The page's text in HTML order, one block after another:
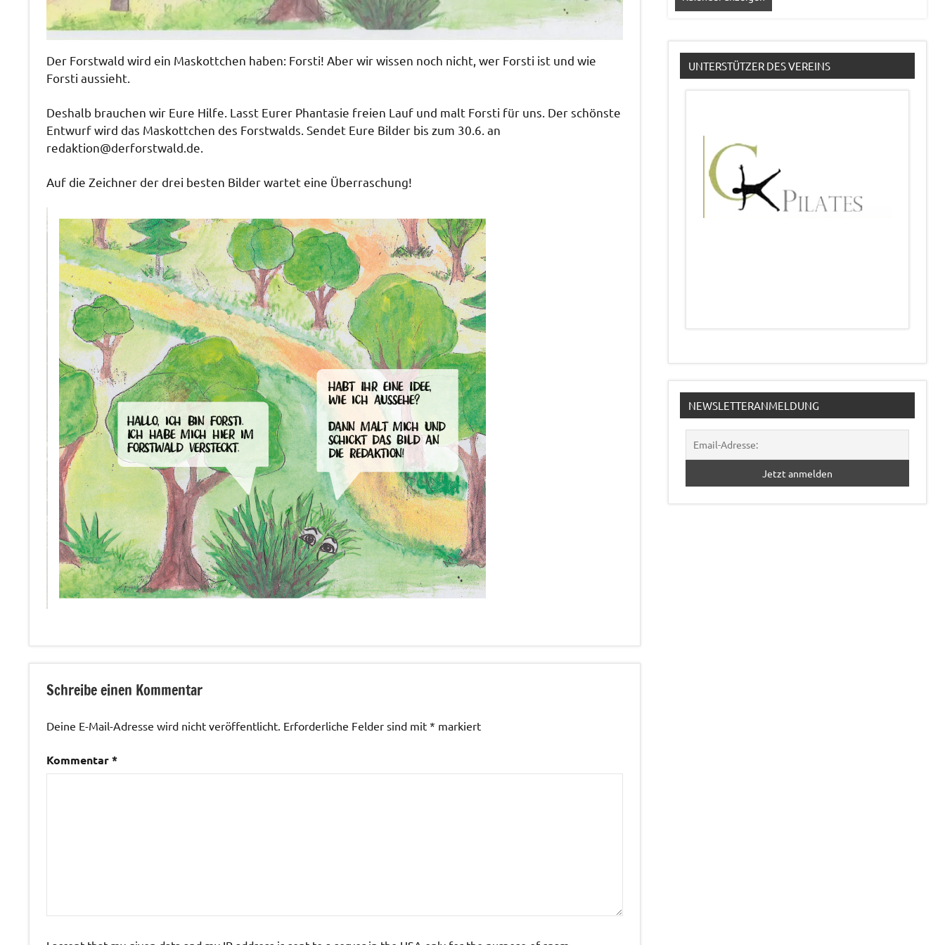
Der Forstwald wird ein Maskottchen haben: Forsti! Aber wir wissen noch nicht, wer Forsti ist und wie
Forsti aussieht.
Deshalb brauchen wir Eure Hilfe. Lasst Eurer Phantasie freien Lauf und malt Forsti für uns. Der schönste
Entwurf wird das Maskottchen des Forstwalds. Sendet Eure Bilder bis zum 30.6. an
redaktion@derforstwald.de.
Auf die Zeichner der drei besten Bilder wartet eine Überraschung!
Schreibe einen Kommentar
Deine E-Mail-Adresse wird nicht veröffentlicht. Erforderliche Felder sind mit * markiert
Kommentar*
UNTERSTÜTZER DES VEREINS
NEWSLETTERANMELDUNG